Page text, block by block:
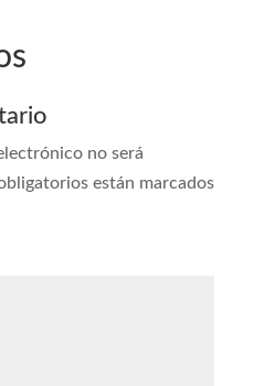
no será
están marcados